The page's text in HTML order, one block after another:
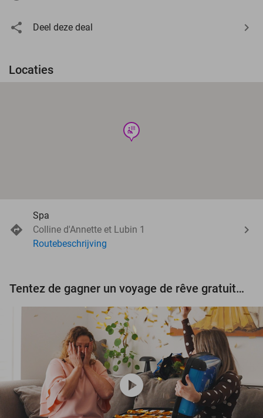
Deel deze deal
Locaties
wellness
Spa
Colline d'Annette et Lubin 1
Routebeschrijving
Tentez de gagner un voyage de rêve gratuit d'une valeur de 3.000 € !
play_circle